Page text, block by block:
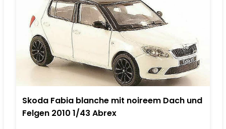
Skoda Fabia blanche mit noireem Dach und
Felgen 2010 1/43 Abrex